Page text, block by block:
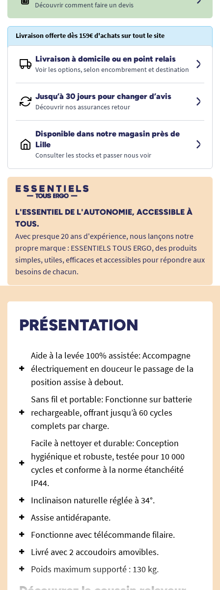
Découvrir comment faire un devis
Livraison offerte dès 159€ d'achats sur tout le site
Livraison à domicile ou en point relais
Voir les options, selon encombrement et destination
Jusqu’à 30 jours pour changer d’avis
Découvrir nos assurances retour
Disponible dans notre magasin près de
Lille
Consulter les stocks et passer nous voir
L'ESSENTIEL DE L'AUTONOMIE, ACCESSIBLE À
TOUS.
Avec presque 20 ans d'expérience, nous lançons notre
propre marque : ESSENTIELS TOUS ERGO, des produits
simples, utiles, efficaces et accessibles pour répondre aux
besoins de chacun.
PRÉSENTATION
Aide à la levée 100% assistée: Accompagne
électriquement en douceur le passage de la
position assise à debout.
Sans fil et portable: Fonctionne sur batterie
rechargeable, offrant jusqu’à 60 cycles
complets par charge.
Facile à nettoyer et durable: Conception
hygiénique et robuste, testée pour 10 000
cycles et conforme à la norme étanchéité
IP44.
Inclinaison naturelle réglée à 34°.
Assise antidérapante.
Fonctionne avec télécommande filaire.
Livré avec 2 accoudoirs amovibles.
Poids maximum supporté : 130 kg.